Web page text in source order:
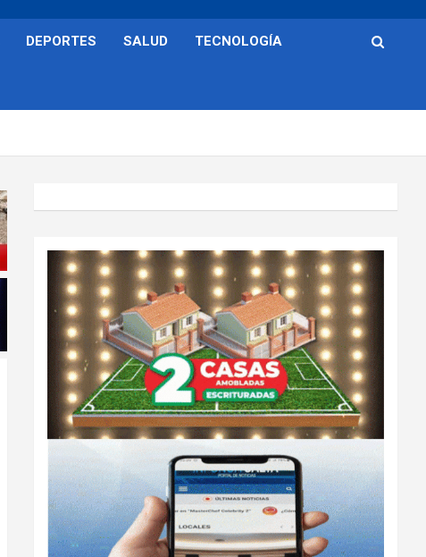
DEPORTES SALUD TECNOLOGÍA